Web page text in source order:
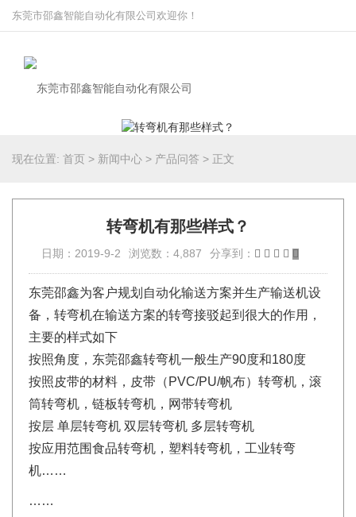
东莞市邵鑫智能自动化有限公司欢迎你！
现在位置: 首页 > 新闻中心 > 产品问答 > 正文
转弯机有那些样式？
日期：2019-9-2 浏览数：4,887 分享到：
东莞邵鑫为客户规划自动化输送方案并生产输送机设
备，转弯机在输送方案的转弯接驳起到很大的作用，
主要的样式如下
按照角度，东莞邵鑫转弯机一般生产90度和180度
按照皮带的材料，皮带（PVC/PU/帆布）转弯机，滚
筒转弯机，链板转弯机，网带转弯机
按层 单层转弯机 双层转弯机 多层转弯机
按应用范围食品转弯机，塑料转弯机，工业转弯
机……
……